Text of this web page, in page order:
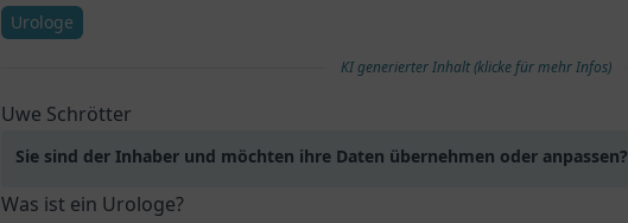
Urologe
KI generierter Inhalt (klicke für mehr Infos)
Uwe Schrötter
Sie sind der Inhaber und möchten ihre Daten übernehmen oder anpassen?
Was ist ein Urologe?